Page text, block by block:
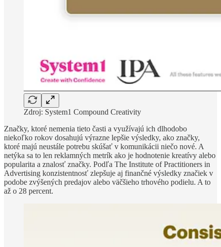
Zdroj: System1 Compound Creativity
Značky, ktoré nemenia tieto časti a využívajú ich dlhodobo
niekoľko rokov dosahujú výrazne lepšie výsledky, ako značky,
ktoré majú neustále potrebu skúšať v komunikácii niečo nové. A
netýka sa to len reklamných metrík ako je hodnotenie kreatívy alebo
popularita a znalosť značky. Podľa The Institute of Practitioners in
Advertising konzistentnosť zlepšuje aj finančné výsledky značiek v
podobe zvýšených predajov alebo väčšieho trhového podielu. A to
až o 28 percent.